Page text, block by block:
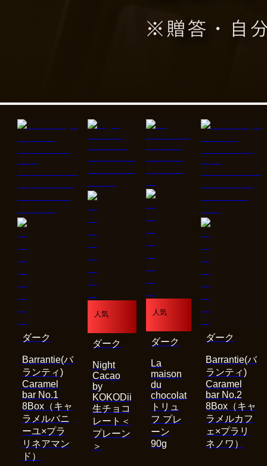
Barrantie(バ
ランティ)
Caramel
bar No.1
8Box（キャ
ラメルバニ
ーユ×プラ
リネアマン
ド）
ダーク
人気
Night
Cacao
by
KOKODii
生チョコ
レート＜
プレーン
＞
ダーク
人気
La
maison
du
chocolat
トリュ
フ プレ
ーン
90g
ダーク
Barrantie(バ
ランティ)
Caramel
bar No.2
8Box（キャ
ラメルカフ
ェ×プラリ
ネノワ）
ダーク